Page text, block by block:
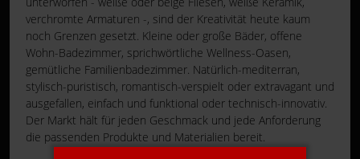
verchromte Armaturen -, sind der Kreativität heute kaum
noch Grenzen gesetzt. Kleine oder große Bäder, offene
Wohn-Badezimmer, sprichwörtliche Wellness-Oasen,
gemütliche Familienbadezimmer. Natürlich-mediterran,
stylisch-puristisch, romantisch-verspielt oder extravagant und
ausgefallen, einfach und funktional oder technisch-innovativ.
Der Markt hält für jeden Geschmack und jede Anforderung
die passenden Produkte und Materialien bereit.